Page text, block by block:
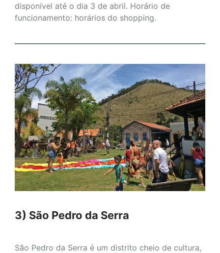
disponível até o dia 3 de abril. Horário de
funcionamento: horários do shopping.
3) São Pedro da Serra
São Pedro da Serra é um distrito cheio de cultura,